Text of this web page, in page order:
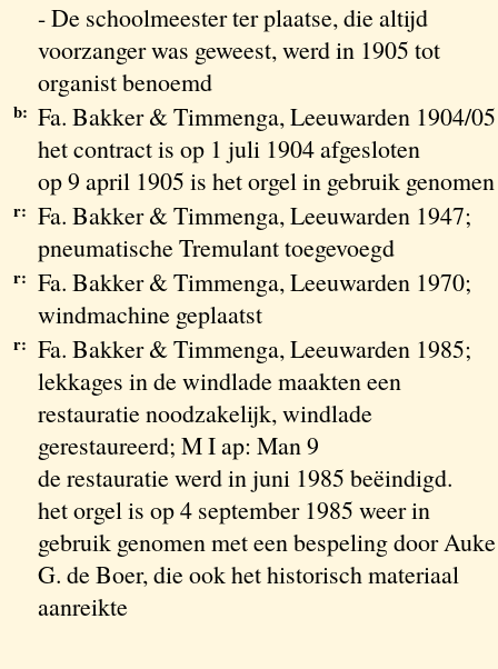
- De schoolmeester ter plaatse, die altijd
voorzanger was geweest, werd in 1905 tot
organist benoemd
b: Fa. Bakker & Timmenga, Leeuwarden 1904/05
het contract is op 1 juli 1904 afgesloten
op 9 april 1905 is het orgel in gebruik genomen
r: Fa. Bakker & Timmenga, Leeuwarden 1947;
pneumatische Tremulant toegevoegd
r: Fa. Bakker & Timmenga, Leeuwarden 1970;
windmachine geplaatst
r: Fa. Bakker & Timmenga, Leeuwarden 1985;
lekkages in de windlade maakten een
restauratie noodzakelijk, windlade
gerestaureerd; M I ap: Man 9
de restauratie werd in juni 1985 beëindigd.
het orgel is op 4 september 1985 weer in
gebruik genomen met een bespeling door Auke
G. de Boer, die ook het historisch materiaal
aanreikte